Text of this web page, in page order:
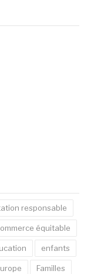
responsable
équitable
enfants
Familles